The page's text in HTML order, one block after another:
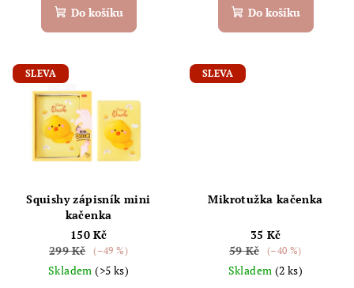
Do košíku Do košíku
SLEVA
Squishy zápisník mini
kačenka
150 Kč
299 Kč
(–49 %)
Skladem(>5 ks)
SLEVA
Mikrotužka kačenka
35 Kč
59 Kč
(–40 %)
Skladem (2 ks)